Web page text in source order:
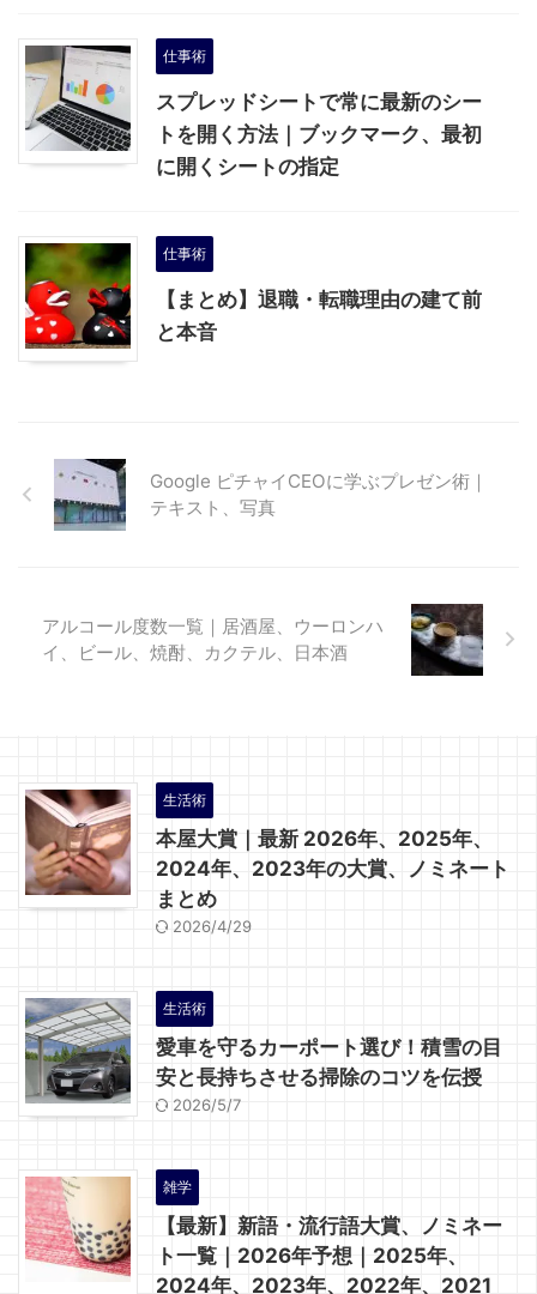
仕事術
スプレッドシートで常に最新のシー
トを開く方法｜ブックマーク、最初
に開くシートの指定
仕事術
【まとめ】退職・転職理由の建て前
と本音
Google ピチャイCEOに学ぶプレゼン術｜
テキスト、写真
アルコール度数一覧｜居酒屋、ウーロンハ
イ、ビール、焼酎、カクテル、日本酒
生活術
本屋大賞｜最新 2026年、2025年、
2024年、2023年の大賞、ノミネート
まとめ
2026/4/29
生活術
愛車を守るカーポート選び！積雪の目
安と長持ちさせる掃除のコツを伝授
2026/5/7
雑学
【最新】新語・流行語大賞、ノミネー
ト一覧｜2026年予想｜2025年、
2024年、2023年、2022年、2021